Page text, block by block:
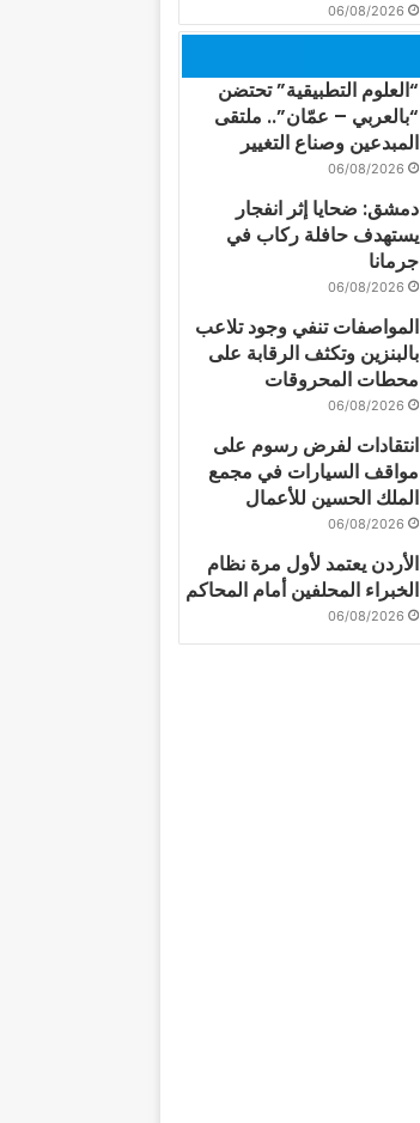
06/08/2026
“العلوم التطبيقية” تحتضن
“بالعربي – عمّان”.. ملتقى
المبدعين وصناع التغيير
06/08/2026
دمشق: ضحايا إثر انفجار
يستهدف حافلة ركاب في
جرمانا
06/08/2026
المواصفات تنفي وجود تلاعب
بالبنزين وتكثف الرقابة على
محطات المحروقات
06/08/2026
انتقادات لفرض رسوم على
مواقف السيارات في مجمع
الملك الحسين للأعمال
06/08/2026
الأردن يعتمد لأول مرة نظام
الخبراء المحلفين أمام المحاكم
06/08/2026